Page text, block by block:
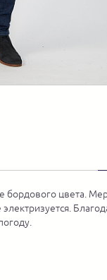
бордового цвета.
электризуется.